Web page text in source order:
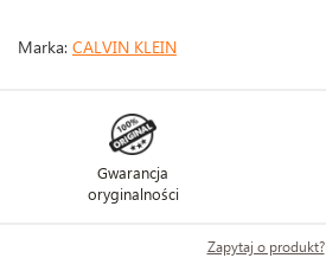
Marka: CALVIN KLEIN
Gwarancja
oryginalności
Zapytaj o produkt?